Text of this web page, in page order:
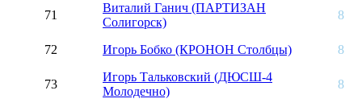
71
Виталий Ганич (ПАРТИЗАН
Солигорск)
8
72 Игорь Бобко (КРОНОН Столбцы) 8
73
Игорь Тальковский (ДЮСШ-4
Молодечно)
8